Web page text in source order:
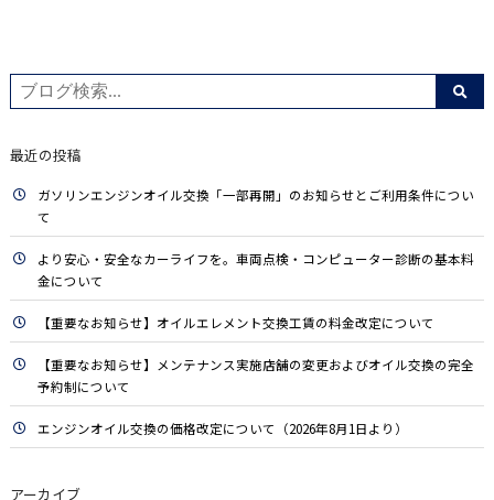
最近の投稿
ガソリンエンジンオイル交換「一部再開」のお知らせとご利用条件につい
て
より安心・安全なカーライフを。車両点検・コンピューター診断の基本料
金について
【重要なお知らせ】オイルエレメント交換工賃の料金改定について
【重要なお知らせ】メンテナンス実施店舗の変更およびオイル交換の完全
予約制について
エンジンオイル交換の価格改定について（2026年8月1日より）
アーカイブ